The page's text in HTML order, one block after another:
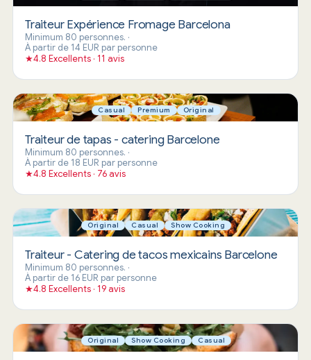
Traiteur Expérience Fromage Barcelona
Minimum 80 personnes. ·
À partir de 14 EUR par personne
★4.8 Excellents · 11 avis
Casual Premium Original
Traiteur de tapas - catering Barcelone
Minimum 80 personnes. ·
À partir de 18 EUR par personne
★4.8 Excellents · 76 avis
Original Casual Show Cooking
Traiteur - Catering de tacos mexicains Barcelone
Minimum 80 personnes. ·
À partir de 16 EUR par personne
★4.8 Excellents · 19 avis
Original Show Cooking Casual